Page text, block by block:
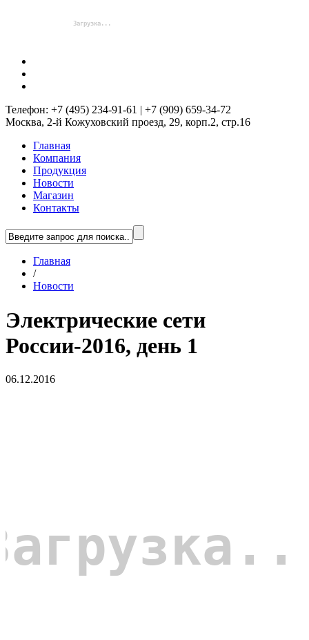
Телефон: +7 (495) 234-91-61 | +7 (909) 659-34-72
Москва, 2-й Кожуховский проезд, 29, корп.2, стр.16
Главная
Компания
Продукция
Новости
Магазин
Контакты
Главная
/
Новости
Электрические сети
России-2016, день 1
06.12.2016